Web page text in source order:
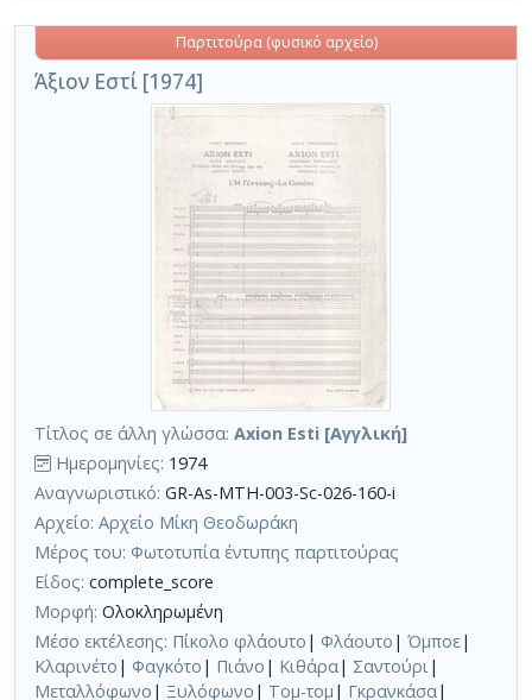
Άξιον Εστί [1974]
Παρτιτούρα (φυσικό αρχείο)
Τίτλος σε άλλη γλώσσα: Axion Esti [Αγγλική]
Ημερομηνίες: 1974
Αναγνωριστικό: GR-As-MTH-003-Sc-026-160-i
Αρχείο: Αρχείο Μίκη Θεοδωράκη
Μέρος του: Φωτοτυπία έντυπης παρτιτούρας
Είδος: complete_score
Μορφή: Ολοκληρωμένη
Μέσο εκτέλεσης: Πίκολο φλάουτο | Φλάουτο | Όμποε|
Κλαρινέτο | Φαγκότο | Πιάνο | Κιθάρα| Σαντούρι|
Μεταλλόφωνο | Ξυλόφωνο | Τομ-τομ | Γκρανκάσα|